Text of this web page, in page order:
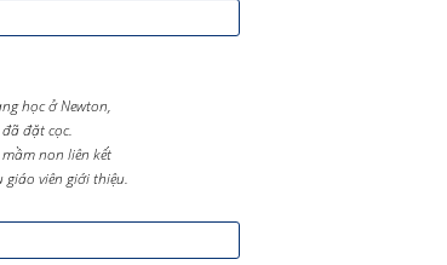
học ở Newton,
đặt cọc.
non liên kết
giáo viên giới thiệu.